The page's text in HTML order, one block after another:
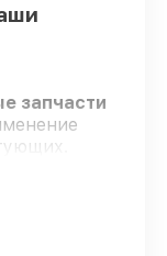
запчасти
знаний и